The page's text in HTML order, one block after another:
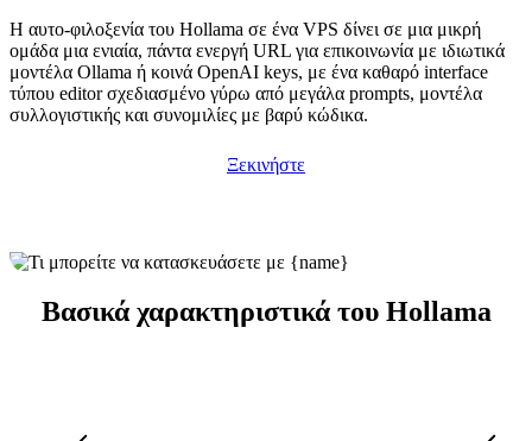
Η αυτο-φιλοξενία του Hollama σε ένα VPS δίνει σε μια μικρή
ομάδα μια ενιαία, πάντα ενεργή URL για επικοινωνία με ιδιωτικά
μοντέλα Ollama ή κοινά OpenAI keys, με ένα καθαρό interface
τύπου editor σχεδιασμένο γύρω από μεγάλα prompts, μοντέλα
συλλογιστικής και συνομιλίες με βαρύ κώδικα.
Ξεκινήστε
Βασικά χαρακτηριστικά του Hollama